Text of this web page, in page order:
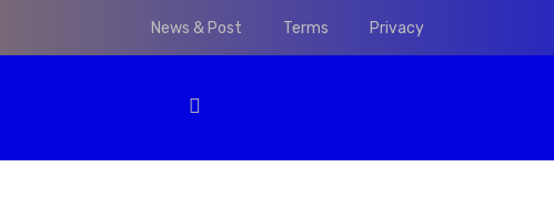
News & Post Terms Privacy